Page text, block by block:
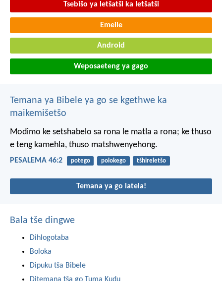
Tsebišo ya letšatši ka letšatši
Emeile
Android
Weposaeteng ya gago
Temana ya Bibele ya go se kgethwe ka
maikemišetšo
Modimo ke setshabelo sa rona le matla a rona; ke thuso
e teng kamehla, thuso matshwenyehong.
PESALEMA 46:2 potego polokego tšhireletšo
Temana ya go latela!
Bala tše dingwe
Dihlogotaba
Boloka
Dipuku tša Bibele